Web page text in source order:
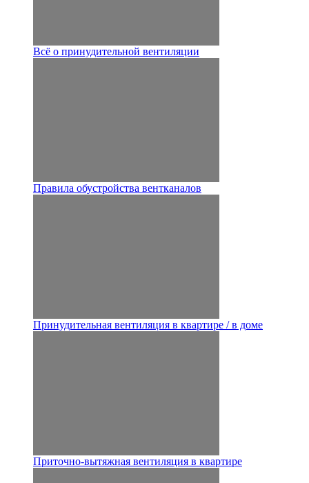
Всё о принудительной вентиляции
Правила обустройства вентканалов
Принудительная вентиляция в квартире / в доме
Приточно-вытяжная вентиляция в квартире